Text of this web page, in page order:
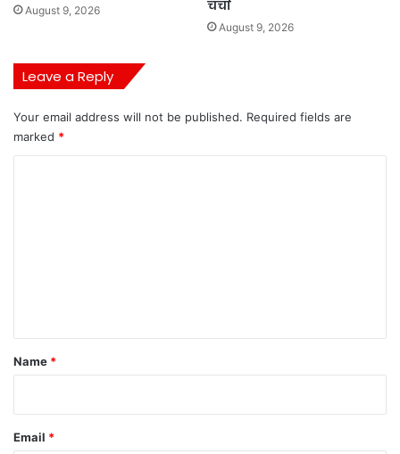
August 9, 2026 चर्चा
August 9, 2026
Leave a Reply
Your email address will not be published. Required fields are
marked *
*
Name *
Email *